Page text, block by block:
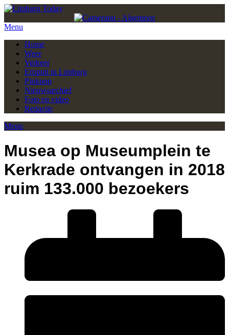
Menu
Home
Weer
Verkeer
Eropuit in Limburg
Pinkpop
Nieuwsarchief
Foto en video
Redactie
Menu
Musea op Museumplein te
Kerkrade ontvangen in 2018
ruim 133.000 bezoekers